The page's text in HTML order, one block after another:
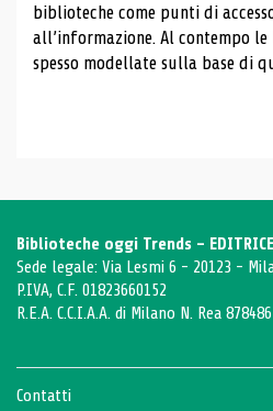
biblioteche come punti di
all’informazione. Al contempo
spesso modellate sulla base di
Biblioteche oggi Trends - EDITRICE
Sede legale: Via Lesmi 6 - 20123 -
P.IVA, C.F. 01823660152
R.E.A. C.C.I.A.A. di Milano N. Rea 878486
Contatti